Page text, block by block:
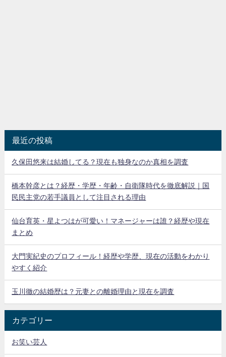
最近の投稿
久保田悠来は結婚してる？現在も独身なのか真相を調査
橋本幹彦とは？経歴・学歴・年齢・自衛隊時代を徹底解説｜国
民民主党の若手議員として注目される理由
仙台育英・星よつはが可愛い！マネージャーは誰？経歴や現在
まとめ
大門実紀史のプロフィール！経歴や学歴、現在の活動をわかり
やすく紹介
玉川徹の結婚歴は？元妻との離婚理由と現在を調査
カテゴリー
お笑い芸人